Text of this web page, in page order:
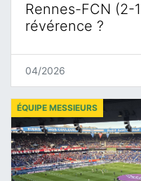
Rennes-FCN (2-
révérence ?
04/2026
ÉQUIPE MESSIEURS